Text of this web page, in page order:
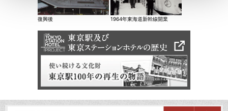
復興後 1964年東海道新幹線開業